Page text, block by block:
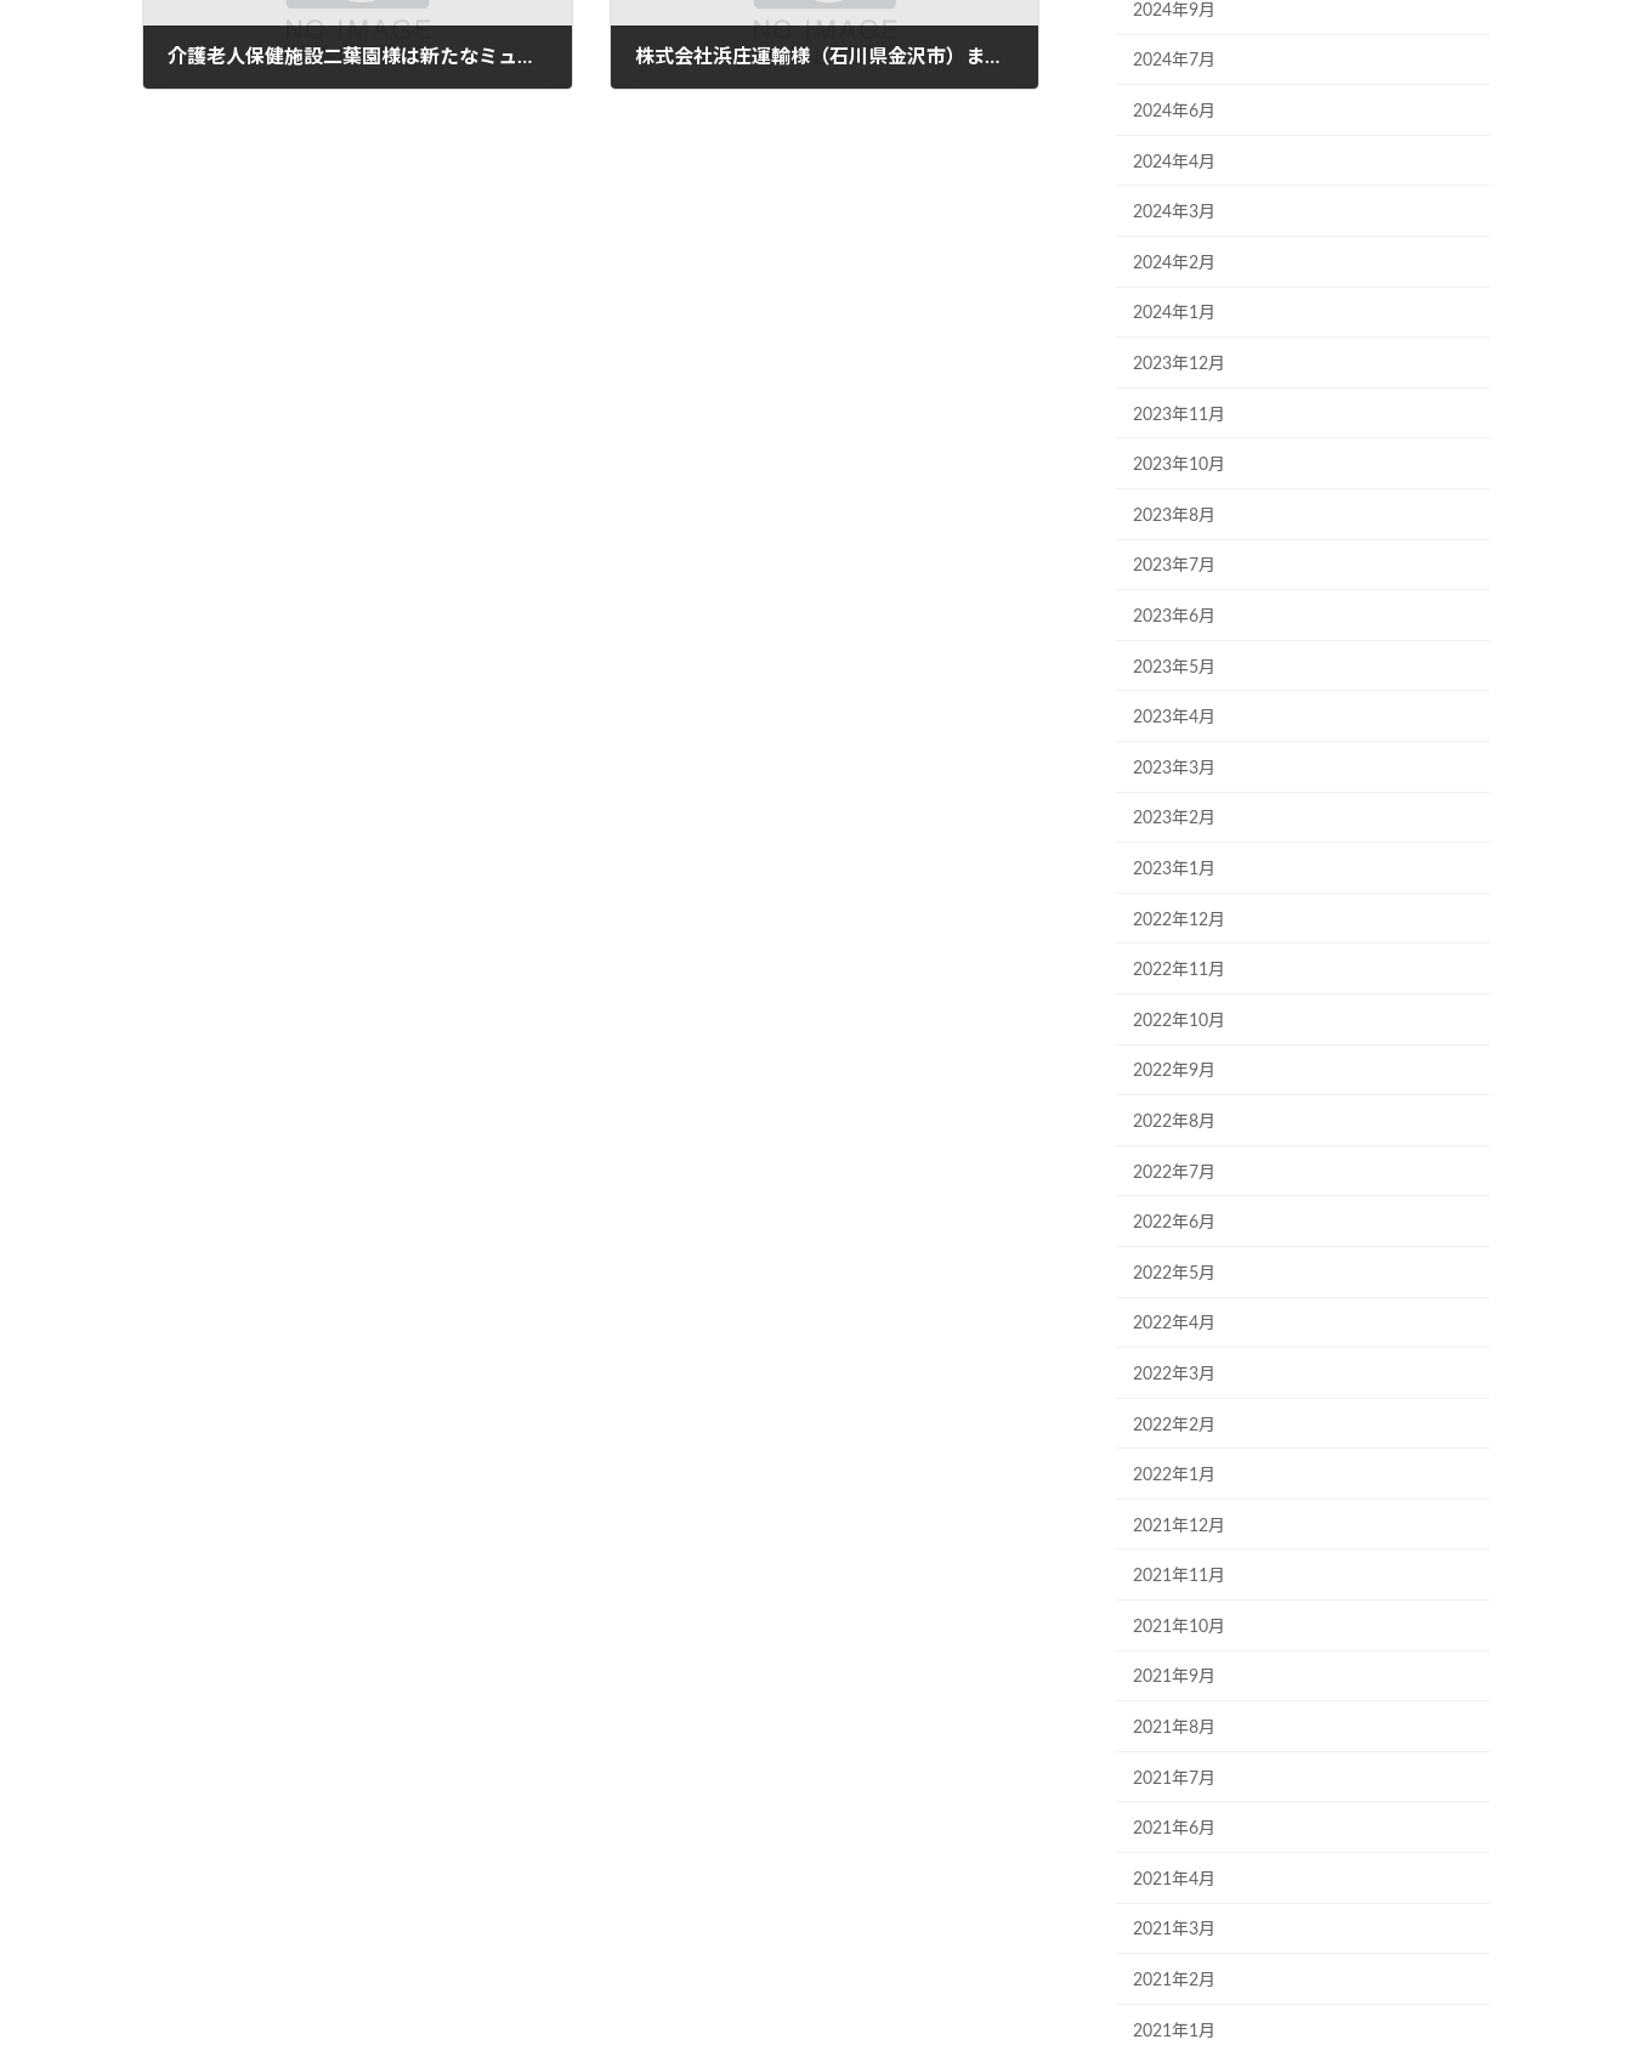
介護老人保健施設二葉園様は新たなミュージアム号が誕生しました 株式会社浜庄運輸様（石川県金沢市）また2台のミュージアム号が誕生しました
2024年9月
2024年7月
2024年6月
2024年4月
2024年3月
2024年2月
2024年1月
2023年12月
2023年11月
2023年10月
2023年8月
2023年7月
2023年6月
2023年5月
2023年4月
2023年3月
2023年2月
2023年1月
2022年12月
2022年11月
2022年10月
2022年9月
2022年8月
2022年7月
2022年6月
2022年5月
2022年4月
2022年3月
2022年2月
2022年1月
2021年12月
2021年11月
2021年10月
2021年9月
2021年8月
2021年7月
2021年6月
2021年4月
2021年3月
2021年2月
2021年1月